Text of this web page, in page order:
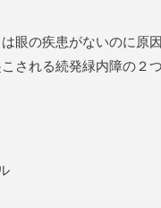
は眼の疾患がないのに原
される続発緑内障の２